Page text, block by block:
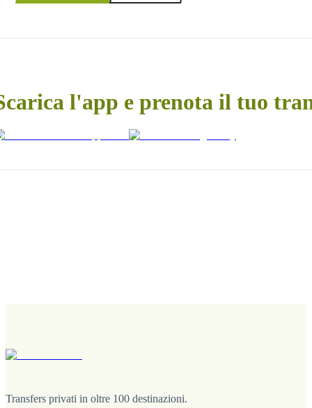
l'app e prenota il tuo
Transfers privati in oltre 100 destinazioni.